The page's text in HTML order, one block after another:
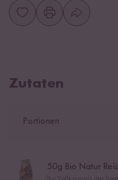
Zutaten
Portionen
50g Bio Natur Reis